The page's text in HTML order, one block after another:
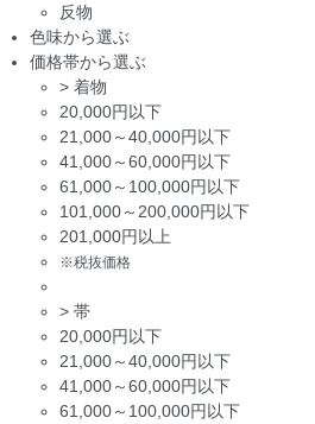
反物
色味から選ぶ
価格帯から選ぶ
> 着物
20,000円以下
21,000～40,000円以下
41,000～60,000円以下
61,000～100,000円以下
101,000～200,000円以下
201,000円以上
※税抜価格
> 帯
20,000円以下
21,000～40,000円以下
41,000～60,000円以下
61,000～100,000円以下